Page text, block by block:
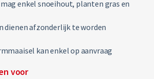
enkel snoeihout, planten gras en
dienen afzonderlijk te worden
kan enkel op aanvraag
voor